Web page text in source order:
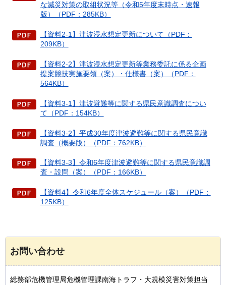
な減災対策の取組状況等（令和5年度末時点・速報
版）（PDF：285KB）
【資料2-1】津波浸水想定更新について（PDF：
209KB）
【資料2-2】津波浸水想定更新等業務委託に係る企画
提案競技実施要領（案）・仕様書（案）（PDF：
564KB）
【資料3-1】津波避難等に関する県民意識調査につい
て（PDF：154KB）
【資料3-2】平成30年度津波避難等に関する県民意識
調査（概要版）（PDF：762KB）
【資料3-3】令和6年度津波避難等に関する県民意識調
査・設問（案）（PDF：166KB）
【資料4】令和6年度全体スケジュール（案）（PDF：
125KB）
お問い合わせ
総務部危機管理局危機管理課南海トラフ・大規模災害対策担当